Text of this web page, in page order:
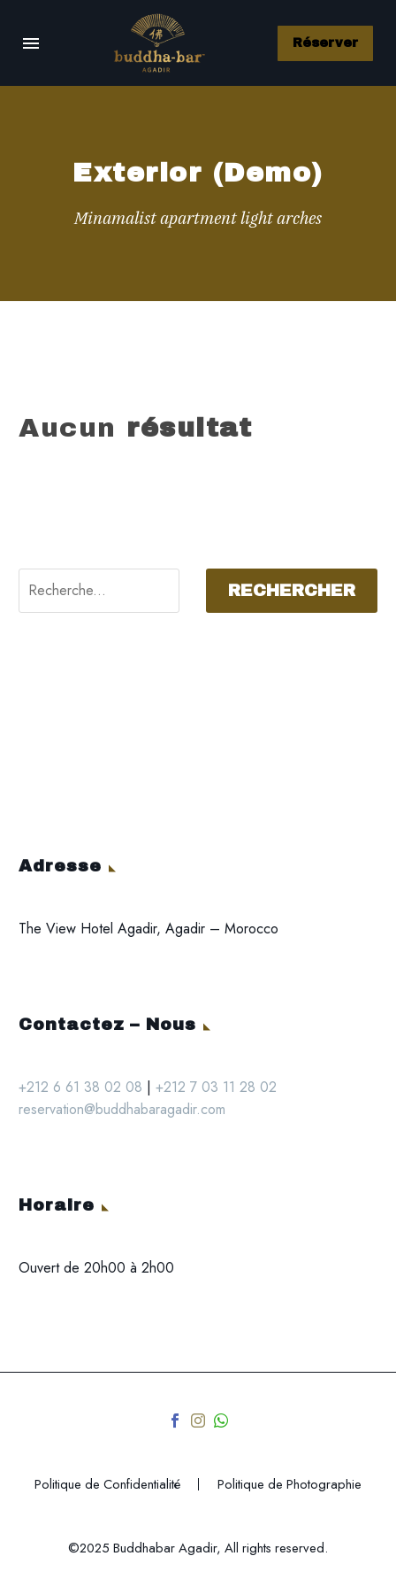
Réserver
Exterior (Demo)
Minamalist apartment light arches
Aucun résultat
RECHERCHER
Adresse
The View Hotel Agadir, Agadir – Morocco
Contactez – Nous
+212 6 61 38 02 08 | +212 7 03 11 28 02
reservation@buddhabaragadir.com
Horaire
Ouvert de 20h00 à 2h00
Politique de Confidentialité Politique de Photographie
©2025 Buddhabar Agadir, All rights reserved.